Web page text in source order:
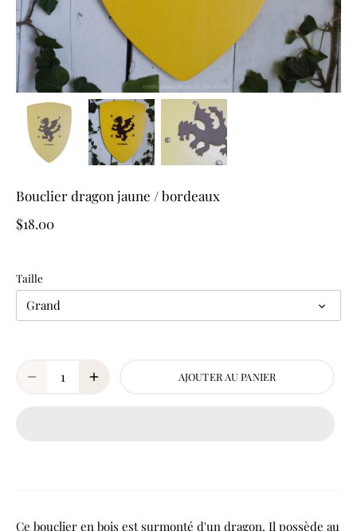
Bouclier dragon jaune / bordeaux
$18.00
Taille
Grand
AJOUTER AU PANIER
Ce bouclier en bois est surmonté d'un dragon. Il possède au